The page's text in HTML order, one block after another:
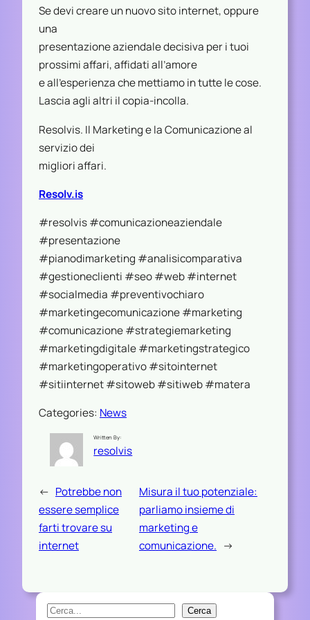
Se devi creare un nuovo sito internet, oppure
una
presentazione aziendale decisiva per i tuoi
prossimi affari, affidati all’amore
e all’esperienza che mettiamo in tutte le cose.
Lascia agli altri il copia-incolla.
Resolvis. Il Marketing e la Comunicazione al
servizio dei
migliori affari.
Resolv.is
#resolvis #comunicazioneaziendale
#presentazione
#pianodimarketing #analisicomparativa
#gestioneclienti #seo #web #internet
#socialmedia #preventivochiaro
#marketingecomunicazione #marketing
#comunicazione #strategiemarketing
#marketingdigitale #marketingstrategico
#marketingoperativo #sitointernet
#sitiinternet #sitoweb #sitiweb #matera
Categories: News
Written By:
resolvis
← Potrebbe non
essere semplice
farti trovare su
internet
Misura il tuo potenziale:
parliamo insieme di
marketing e
comunicazione. →
S
Cerca